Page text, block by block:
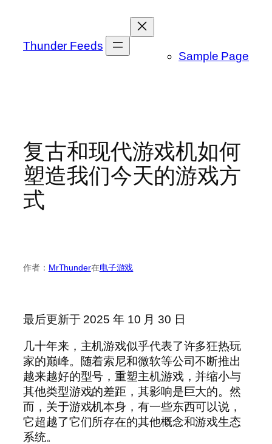
Thunder Feeds
Sample Page
复古和现代游戏机如何
塑造我们今天的游戏方
式
作者： MrThunder在电子游戏
最后更新于 2025 年 10 月 30 日
几十年来，主机游戏似乎代表了许多狂热玩
家的巅峰。随着索尼和微软等公司不断推出
越来越好的型号，重塑主机游戏，并缩小与
其他类型游戏的差距，其影响是巨大的。然
而，关于游戏机本身，有一些东西可以说，
它超越了它们所存在的其他概念和游戏生态
系统。